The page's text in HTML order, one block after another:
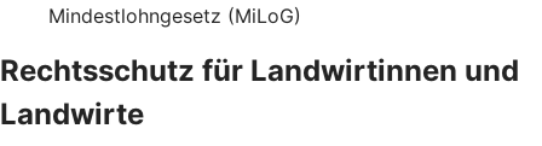
Mindestlohngesetz (MiLoG)
Rechtsschutz für Landwirtinnen und
Landwirte